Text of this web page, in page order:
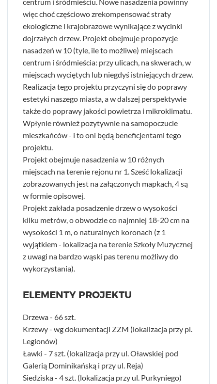
więc choć częściowo zrekompensować straty
ekologiczne i krajobrazowe wynikające z wycinki
dojrzałych drzew. Projekt obejmuje propozycje
nasadzeń w 10 (tyle, ile to możliwe) miejscach
centrum i śródmieścia: przy ulicach, na skwerach, w
miejscach wyciętych lub niegdyś istniejących drzew.
Realizacja tego projektu przyczyni się do poprawy
estetyki naszego miasta, a w dalszej perspektywie
także do poprawy jakości powietrza i mikroklimatu.
Wpłynie również pozytywnie na samopoczucie
mieszkańców - i to oni będą beneficjentami tego
projektu.
Projekt obejmuje nasadzenia w 10 różnych
miejscach na terenie rejonu nr 1. Sześć lokalizacji
zobrazowanych jest na załączonych mapkach, 4 są
w formie opisowej.
Projekt zakłada posadzenie drzew o wysokości
kilku metrów, o obwodzie co najmniej 18-20 cm na
wysokości 1 m, o naturalnych koronach (z 1
wyjątkiem - lokalizacja na terenie Szkoły Muzycznej
z uwagi na bardzo wąski pas terenu możliwy do
wykorzystania).
ELEMENTY PROJEKTU
Drzewa - 66 szt.
Krzewy - wg dokumentacji ZZM (lokalizacja przy pl.
Legionów)
Ławki - 7 szt. (lokalizacja przy ul. Oławskiej pod
Galerią Dominikańską i przy ul. Reja)
Siedziska - 4 szt. (lokalizacja przy ul. Purkyniego)